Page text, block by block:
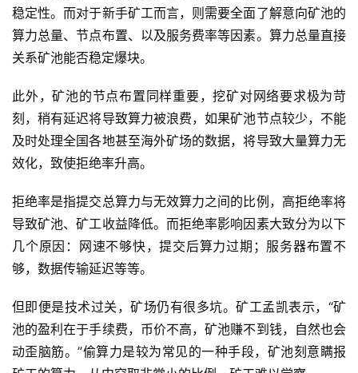
稳定性。而对于新手矿工而言，则需要全面了解意向矿池的
算力总量、节点布置、以及服务费率等因素。算力总量直接
关系矿池能否稳定爆块。
此外，矿池的节点布置同样重要，挖矿对网络要求极为苛
刻，稍有延迟将导致算力被浪费，如果矿池节点较少，不能
及时处理全国各地甚至海外矿场的数据，将导致大量算力无
效化，致使拒绝率升高。
拒绝率是指提交总算力与无效算力之间的比例，高拒绝率将
导致矿池、矿工收益降低。而拒绝率影响因素大致分为以下
几个原因：网速不够快，提交后算力过期；服务器布置不
够，数据传输延迟等等。
但即便是技术过关，矿场仍有很多坑。矿工孟凯表示，“矿
池的盈利在于手续费，币价不高，矿池赚不到钱，自然也会
动歪脑筋。”偷算力是较为常见的一种手段，矿池刻意瞒报